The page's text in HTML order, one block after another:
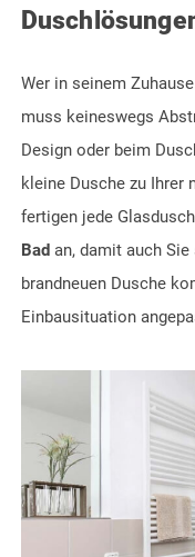
Wer in seinem
muss keineswegs
Design oder beim
kleine Dusche zu Ihrer
fertigen jede
Bad an, damit auch
brandneuen Dusche
Einbausituation